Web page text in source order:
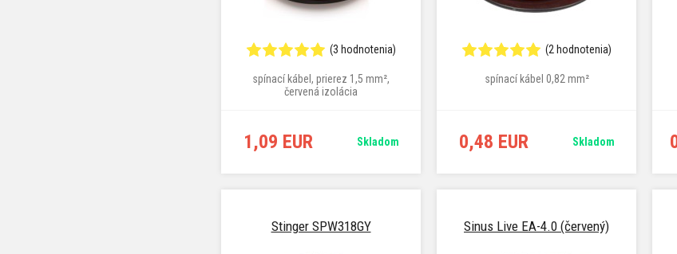
(3 hodnotenia)
spínací kábel, prierez 1,5 mm²,
červená izolácia
1,09 EUR Skladom
(2 hodnotenia)
spínací kábel 0,82 mm²
0,48 EUR Skladom
Stinger SPW318GY Sinus Live EA-4.0 (červený)